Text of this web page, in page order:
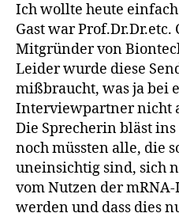
Ich wollte heute
Gast war Prof.Dr.Dr.etc.
Mitgründer von
Leider wurde diese
mißbraucht, was ja bei
Interviewpartner nicht
Die Sprecherin bläst
noch müssten alle, die
uneinsichtig sind, sich
vom Nutzen der
werden und dass dies